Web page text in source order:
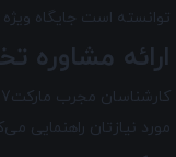
توانسته است جایگاه ویژه
ارائه مشاوره
مورد نیازتان راهنمایی